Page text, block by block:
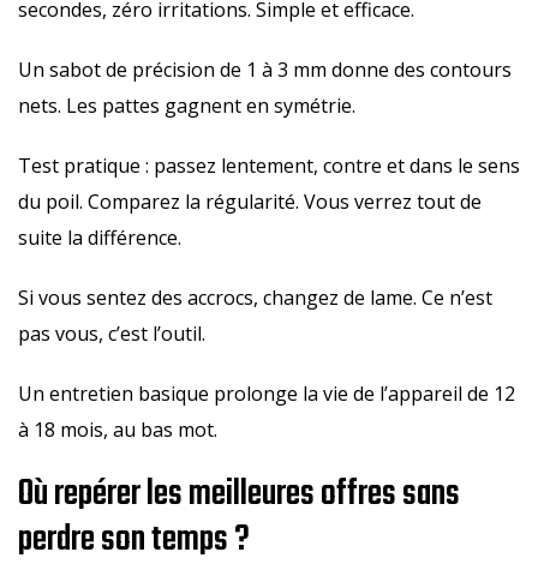
secondes, zéro irritations. Simple et efficace.
Un sabot de précision de 1 à 3 mm donne des contours
nets. Les pattes gagnent en symétrie.
Test pratique : passez lentement, contre et dans le sens
du poil. Comparez la régularité. Vous verrez tout de
suite la différence.
Si vous sentez des accrocs, changez de lame. Ce n’est
pas vous, c’est l’outil.
Un entretien basique prolonge la vie de l’appareil de 12
à 18 mois, au bas mot.
Où repérer les meilleures offres sans
perdre son temps ?